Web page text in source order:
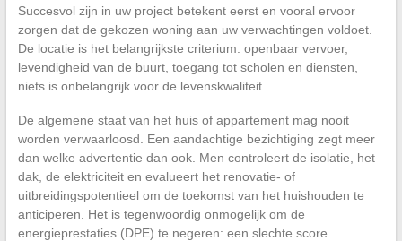
Succesvol zijn in uw project betekent eerst en vooral ervoor
zorgen dat de gekozen woning aan uw verwachtingen voldoet.
De locatie is het belangrijkste criterium: openbaar vervoer,
levendigheid van de buurt, toegang tot scholen en diensten,
niets is onbelangrijk voor de levenskwaliteit.
De algemene staat van het huis of appartement mag nooit
worden verwaarloosd. Een aandachtige bezichtiging zegt meer
dan welke advertentie dan ook. Men controleert de isolatie, het
dak, de elektriciteit en evalueert het renovatie- of
uitbreidingspotentieel om de toekomst van het huishouden te
anticiperen. Het is tegenwoordig onmogelijk om de
energieprestaties (DPE) te negeren: een slechte score